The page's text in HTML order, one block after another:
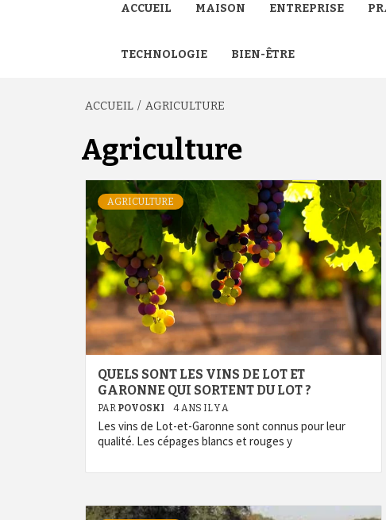
ACCUEIL MAISON ENTREPRISE
TECHNOLOGIE BIEN-ÊTRE
ACCUEIL AGRICULTURE
Agriculture
AGRICULTURE
QUELS SONT LES VINS DE LOT ET
GARONNE QUI SORTENT DU LOT ?
PAR POVOSKI 4 ANS IL Y A
Les vins de Lot-et-Garonne sont connus pour leur
qualité. Les cépages blancs et rouges y